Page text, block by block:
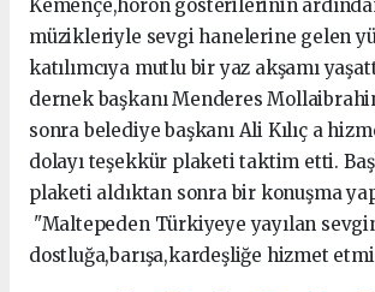
Kemençe,horon gösterilerinin
müzikleriyle sevgi hanelerine gelen
katılımcıya mutlu bir yaz akşamı
dernek başkanı Menderes
sonra belediye başkanı Ali Kılıç a
dolayı teşekkür plaketi taktim etti.
plaketi aldıktan sonra bir konuşma
"Maltepeden Türkiyeye yayılan
dostluğa,barışa,kardeşliğe hizmet